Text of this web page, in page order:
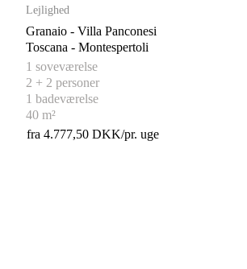
Lejlighed
Granaio - Villa Panconesi
Toscana - Montespertoli
1 soveværelse
2 + 2 personer
1 badeværelse
40 m²
fra 4.777,50 DKK/pr. uge